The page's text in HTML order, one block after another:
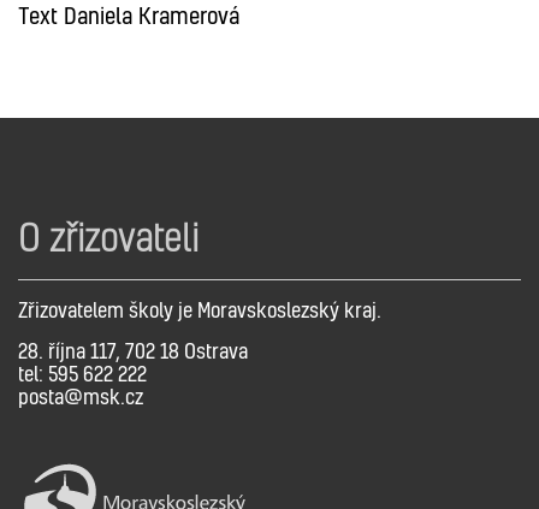
Text Daniela Kramerová
O zřizovateli
Zřizovatelem školy je Moravskoslezský kraj.
28. října 117, 702 18 Ostrava
tel: 595 622 222
posta@msk.cz